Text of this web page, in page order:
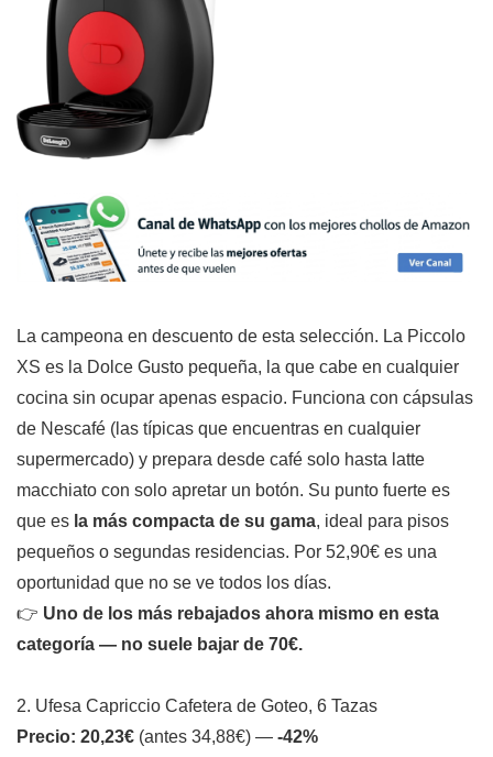
La campeona en descuento de esta selección. La Piccolo
XS es la Dolce Gusto pequeña, la que cabe en cualquier
cocina sin ocupar apenas espacio. Funciona con cápsulas
de Nescafé (las típicas que encuentras en cualquier
supermercado) y prepara desde café solo hasta latte
macchiato con solo apretar un botón. Su punto fuerte es
que es la más compacta de su gama, ideal para pisos
pequeños o segundas residencias. Por 52,90€ es una
oportunidad que no se ve todos los días.
👉 Uno de los más rebajados ahora mismo en esta
categoría — no suele bajar de 70€.
2. Ufesa Capriccio Cafetera de Goteo, 6 Tazas
Precio: 20,23€ (antes 34,88€) — -42%